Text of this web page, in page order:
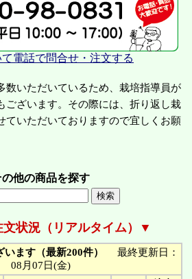
電話で問合せ・注文する
いただいているため、栽培指導員が
ございます。その際には、折り返し栽
ていただいておりますので宜しくお願
の他の商品を探す
状況（リアルタイム）▼